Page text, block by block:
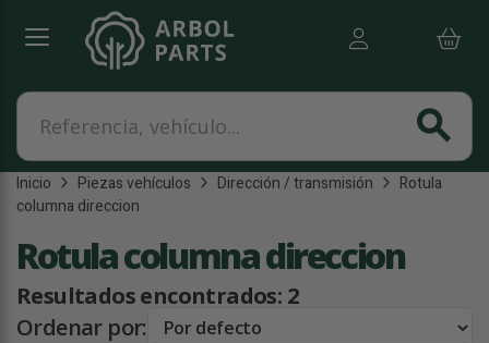
Referencia, vehículo...
search
Inicio Piezas vehículos Dirección / transmisión
Rotula
columna direccion
Rotula columna direccion
Resultados encontrados: 2
Ordenar por: